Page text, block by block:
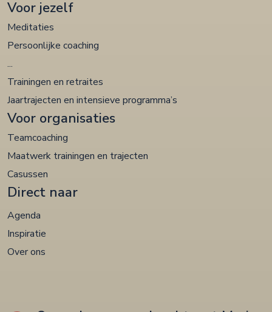
Voor jezelf
Meditaties
Persoonlijke coaching
...
Trainingen en retraites
Jaartrajecten en intensieve programma’s
Voor organisaties
Teamcoaching
Maatwerk trainingen en trajecten
Casussen
Direct naar
Agenda
Inspiratie
Over ons